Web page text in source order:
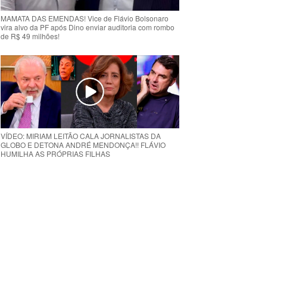
MAMATA DAS EMENDAS! Vice de Flávio Bolsonaro
vira alvo da PF após Dino enviar auditoria com rombo
de R$ 49 milhões!
VÍDEO: MIRIAM LEITÃO CALA JORNALISTAS DA
GLOBO E DETONA ANDRÉ MENDONÇA!! FLÁVIO
HUMILHA AS PRÓPRIAS FILHAS